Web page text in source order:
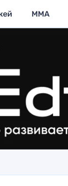
MMA